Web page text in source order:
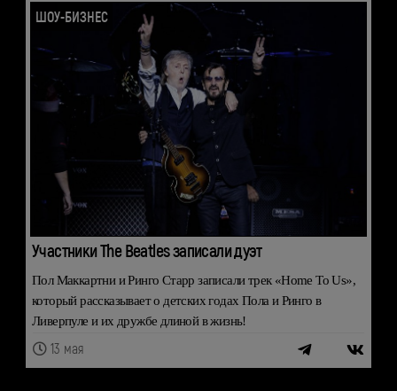
ШОУ-БИЗНЕС
Участники The Beatles записали дуэт
Пол Маккартни и Ринго Старр записали трек «Home To Us»,
который рассказывает о детских годах Пола и Ринго в
Ливерпуле и их дружбе длиной в жизнь!
13 мая